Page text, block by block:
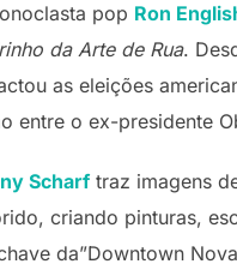
pop Ron
da Arte de Rua.
as eleições
entre o ex-presidente
Scharftraz imagens
criando pinturas,
da”Downtown